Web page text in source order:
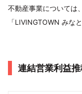
不動産事業については
「LIVINGTOWN みな
連結営業利益推